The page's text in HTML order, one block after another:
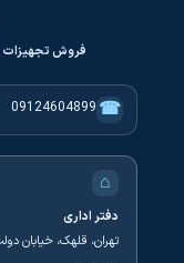
فروش تجهیزات
☎
09124604899
⌂
دفتر اداری
تهران، قلهک، خیابان دولت،